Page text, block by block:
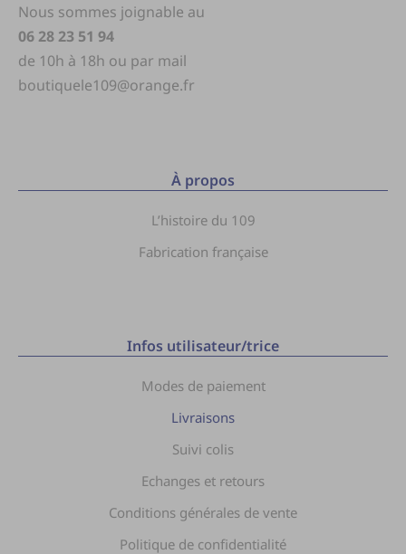
Nous sommes joignable au
06 28 23 51 94
de 10h à 18h ou par mail
boutiquele109@orange.fr
À propos
L’histoire du 109
Fabrication française
Infos utilisateur/trice
Modes de paiement
Livraisons
Suivi colis
Echanges et retours
Conditions générales de vente
Politique de confidentialité